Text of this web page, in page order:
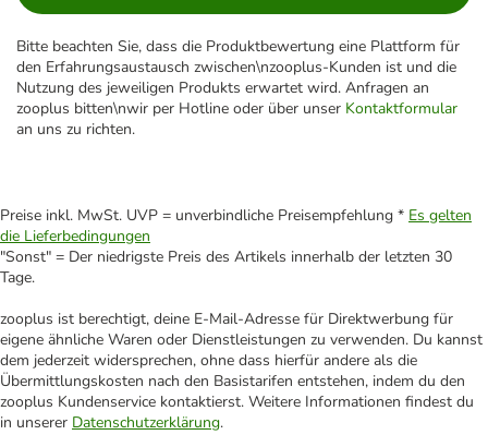
Bitte beachten Sie, dass die Produktbewertung eine Plattform für
den Erfahrungsaustausch zwischen\nzooplus-Kunden ist und die
Nutzung des jeweiligen Produkts erwartet wird. Anfragen an
zooplus bitten\nwir per Hotline oder über unser Kontaktformular
an uns zu richten.
Preise inkl. MwSt. UVP = unverbindliche Preisempfehlung * Es gelten
die Lieferbedingungen
"Sonst" = Der niedrigste Preis des Artikels innerhalb der letzten 30
Tage.
zooplus ist berechtigt, deine E-Mail-Adresse für Direktwerbung für
eigene ähnliche Waren oder Dienstleistungen zu verwenden. Du kannst
dem jederzeit widersprechen, ohne dass hierfür andere als die
Übermittlungskosten nach den Basistarifen entstehen, indem du den
zooplus Kundenservice kontaktierst. Weitere Informationen findest du
in unserer Datenschutzerklärung.